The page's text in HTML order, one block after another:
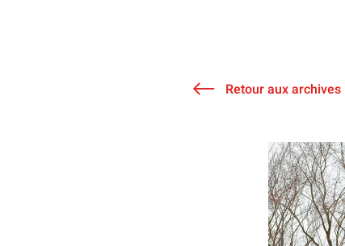
Retour aux archives